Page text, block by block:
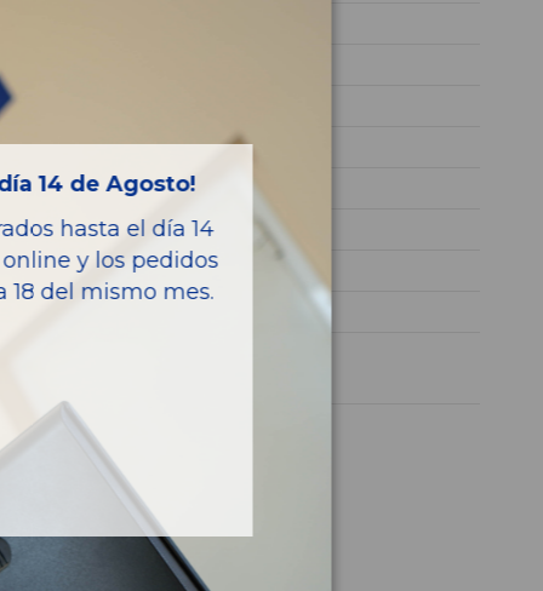
NEGRO
Diesel
BLUETEC
258CV 190KW
14 de Agosto!
hasta el día 14
y los pedidos
del mismo mes.